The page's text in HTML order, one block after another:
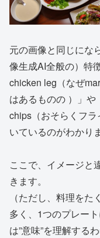
元の画像と同じにな
像生成AI全般の）特
chicken leg（なぜ
はあるものの ）」
chips（おそらくフ
いているのがわかり
ここで、イメージと
きます。
（ただし、料理を
多く、1つのプレー
は”意味”を理解する